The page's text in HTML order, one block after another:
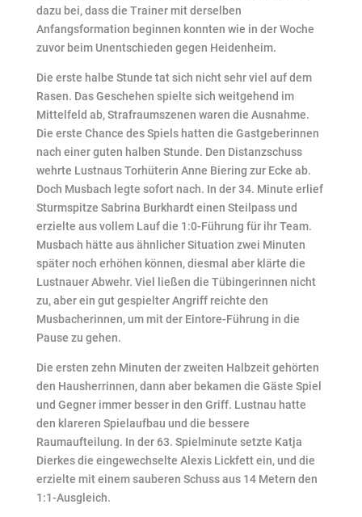
dazu bei, dass die Trainer mit derselben
Anfangsformation beginnen konnten wie in der Woche
zuvor beim Unentschieden gegen Heidenheim.
Die erste halbe Stunde tat sich nicht sehr viel auf dem
Rasen. Das Geschehen spielte sich weitgehend im
Mittelfeld ab, Strafraumszenen waren die Ausnahme.
Die erste Chance des Spiels hatten die Gastgeberinnen
nach einer guten halben Stunde. Den Distanzschuss
wehrte Lustnaus Torhüterin Anne Biering zur Ecke ab.
Doch Musbach legte sofort nach. In der 34. Minute erlief
Sturmspitze Sabrina Burkhardt einen Steilpass und
erzielte aus vollem Lauf die 1:0-Führung für ihr Team.
Musbach hätte aus ähnlicher Situation zwei Minuten
später noch erhöhen können, diesmal aber klärte die
Lustnauer Abwehr. Viel ließen die Tübingerinnen nicht
zu, aber ein gut gespielter Angriff reichte den
Musbacherinnen, um mit der Eintore-Führung in die
Pause zu gehen.
Die ersten zehn Minuten der zweiten Halbzeit gehörten
den Hausherrinnen, dann aber bekamen die Gäste Spiel
und Gegner immer besser in den Griff. Lustnau hatte
den klareren Spielaufbau und die bessere
Raumaufteilung. In der 63. Spielminute setzte Katja
Dierkes die eingewechselte Alexis Lickfett ein, und die
erzielte mit einem sauberen Schuss aus 14 Metern den
1:1-Ausgleich.